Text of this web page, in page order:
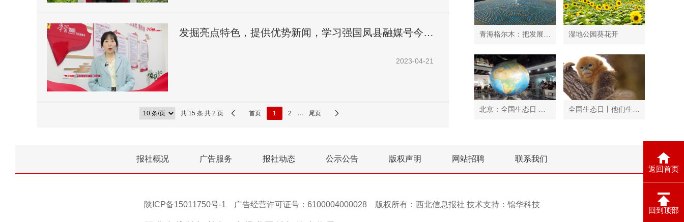
返回首页
回到顶部
发掘亮点特色，提供优势新闻，学习强国凤县融媒号今天
2023-04-21
共 15 条 共 2 页 首页 1 2 … 尾页
湿地公园葵花开
报社概况 广告服务 报社动态 公示公告 版权声明 网站招聘 联系我们
陕ICP备15011750号-1 广告经营许可证号：6100004000028 版权所有：西北信息报社 技术支持： 锦华科技